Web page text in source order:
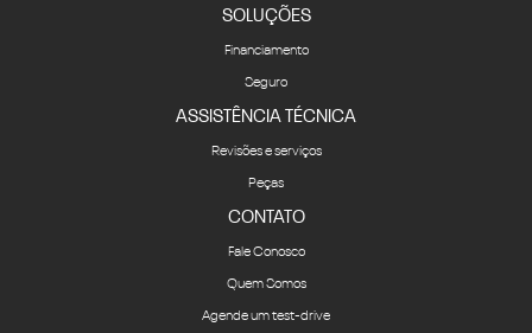
SOLUÇÕES
Financiamento
Seguro
ASSISTÊNCIA TÉCNICA
Revisões e serviços
Peças
CONTATO
Fale Conosco
Quem Somos
Agende um test-drive